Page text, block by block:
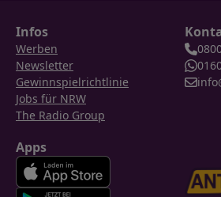
Infos
Werben
Newsletter
Gewinnspielrichtlinie
Jobs für NRW
The Radio Group
Apps